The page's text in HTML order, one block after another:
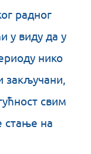
радног
у виду да у
нико
закључани,
свим
стање на